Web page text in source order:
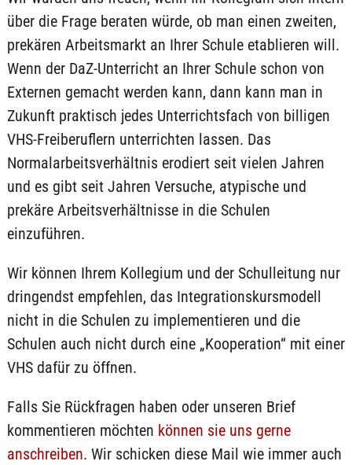
über die Frage beraten würde, ob man einen zweiten,
prekären Arbeitsmarkt an Ihrer Schule etablieren will.
Wenn der DaZ-Unterricht an Ihrer Schule schon von
Externen gemacht werden kann, dann kann man in
Zukunft praktisch jedes Unterrichtsfach von billigen
VHS-Freiberuflern unterrichten lassen. Das
Normalarbeitsverhältnis erodiert seit vielen Jahren
und es gibt seit Jahren Versuche, atypische und
prekäre Arbeitsverhältnisse in die Schulen
einzuführen.
Wir können Ihrem Kollegium und der Schulleitung nur
dringendst empfehlen, das Integrationskursmodell
nicht in die Schulen zu implementieren und die
Schulen auch nicht durch eine „Kooperation“ mit einer
VHS dafür zu öffnen.
Falls Sie Rückfragen haben oder unseren Brief
kommentieren möchten können sie uns gerne
anschreiben. Wir schicken diese Mail wie immer auch